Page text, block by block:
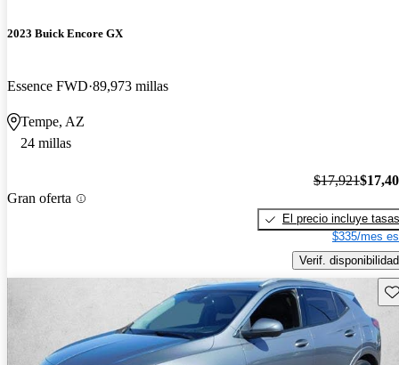
2023 Buick Encore GX
Essence FWD 89,973 millas
Tempe, AZ
24 millas
Gran oferta
$17,921
El precio incluye tasas
$335/mes
Verif. disponibilidad